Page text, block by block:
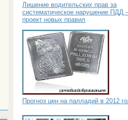
Лишение водительских прав за
систематическое нарушение ПДД
проект новых правил
Прогноз цен на палладий в 2012